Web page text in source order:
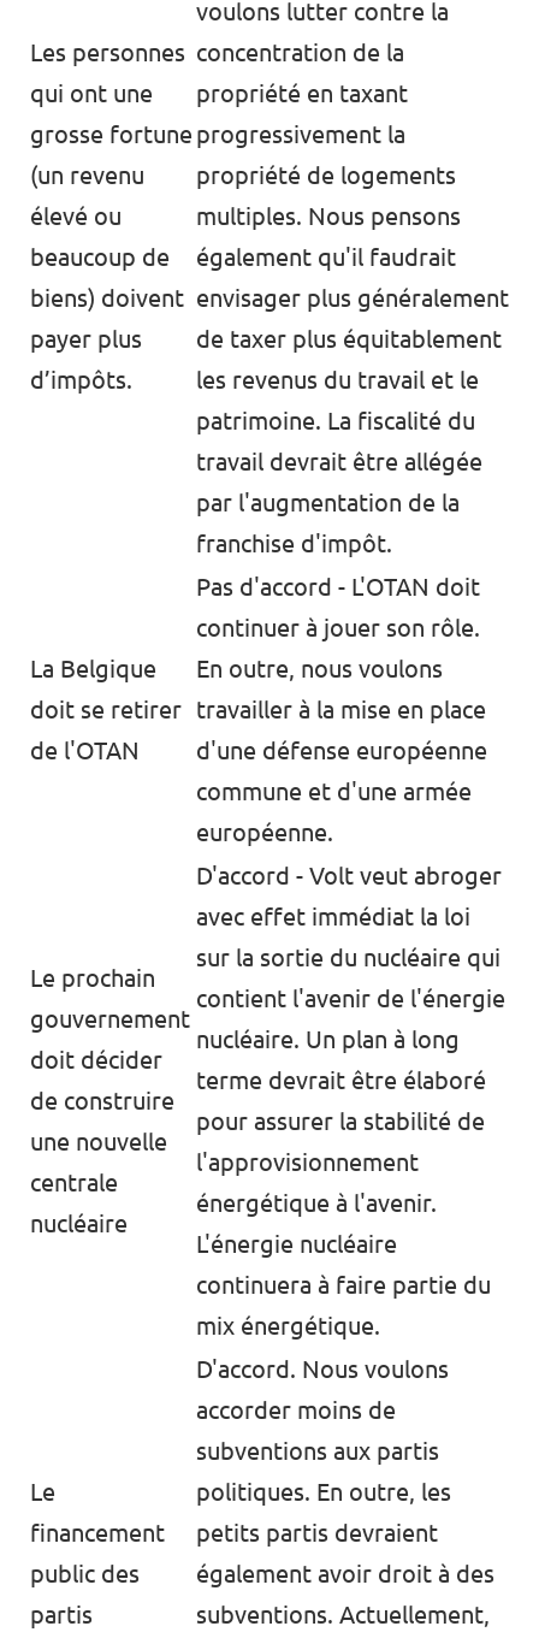
Les personnes
qui ont une
grosse fortune
(un revenu
élevé ou
beaucoup de
biens) doivent
payer plus
d’impôts.
voulons lutter contre la
concentration de la
propriété en taxant
progressivement la
propriété de logements
multiples. Nous pensons
également qu'il faudrait
envisager plus généralement
de taxer plus équitablement
les revenus du travail et le
patrimoine. La fiscalité du
travail devrait être allégée
par l'augmentation de la
franchise d'impôt.
La Belgique
doit se retirer
de l'OTAN
Pas d'accord - L'OTAN doit
continuer à jouer son rôle.
En outre, nous voulons
travailler à la mise en place
d'une défense européenne
commune et d'une armée
européenne.
Le prochain
gouvernement
doit décider
de construire
une nouvelle
centrale
nucléaire
D'accord - Volt veut abroger
avec effet immédiat la loi
sur la sortie du nucléaire qui
contient l'avenir de l'énergie
nucléaire. Un plan à long
terme devrait être élaboré
pour assurer la stabilité de
l'approvisionnement
énergétique à l'avenir.
L'énergie nucléaire
continuera à faire partie du
mix énergétique.
Le
financement
public des
partis
D'accord. Nous voulons
accorder moins de
subventions aux partis
politiques. En outre, les
petits partis devraient
également avoir droit à des
subventions. Actuellement,